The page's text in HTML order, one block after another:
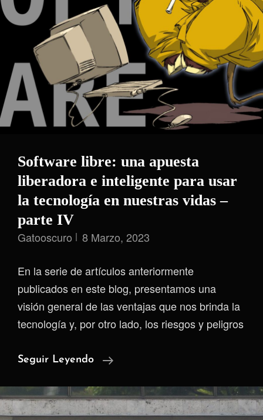
Software libre: una apuesta
liberadora e inteligente para usar
la tecnología en nuestras vidas –
parte IV
Gatooscuro 8 Marzo, 2023
En la serie de artículos anteriormente
publicados en este blog, presentamos una
visión general de las ventajas que nos brinda la
tecnología y, por otro lado, los riesgos y peligros
Seguir Leyendo
Software
Una
Apuesta